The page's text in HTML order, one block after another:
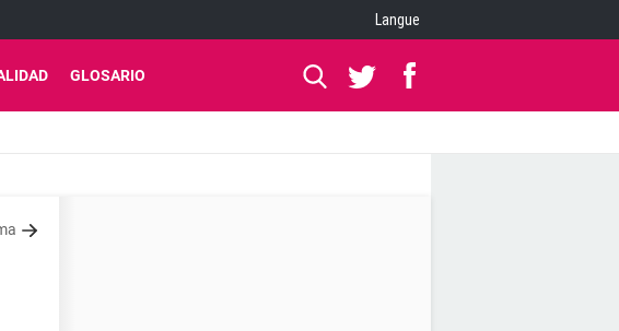
Langue
GLOSARIO